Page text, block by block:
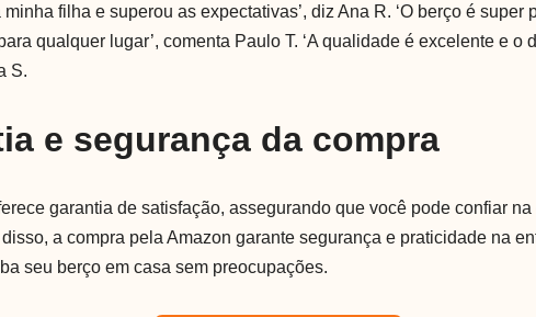
minha filha e superou as expectativas’, diz Ana R. ‘O berço é super
qualquer lugar’, comenta Paulo T. ‘A qualidade é excelente e o
S.
e segurança da compra
garantia de satisfação, assegurando que você pode confiar
a compra pela Amazon garante segurança e praticidade na
seu berço em casa sem preocupações.